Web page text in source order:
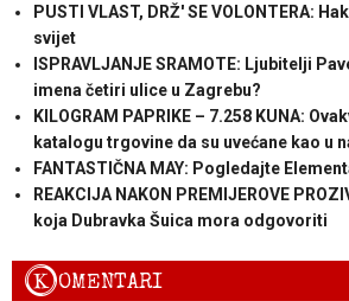
PUSTI VLAST, DRŽ' SE VOLONTERA:
svijet
ISPRAVLJANJE SRAMOTE: Ljubitelji
imena četiri ulice u Zagrebu?
KILOGRAM PAPRIKE – 7.258 KUNA:
katalogu trgovine da su uvećane kao u
FANTASTIČNA MAY: Pogledajte
REAKCIJA NAKON PREMIJEROVE
koja Dubravka Šuica mora odgovoriti
KOMENTARI